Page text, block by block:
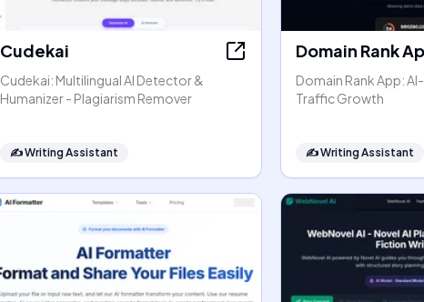
Cudekai
Cudekai: Multilingual AI Detector &
Humanizer - Plagiarism Remover
✍️Writing Assistant
Domain Rank
Domain Rank App:
Traffic Growth
✍️Writing Assistant